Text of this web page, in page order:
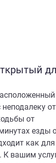
от
от
езды
как
К вашим